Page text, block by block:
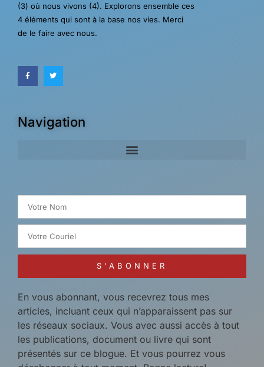
(3) où nous vivons (4). Explorons ensemble ces
4 éléments qui sont à la base nos vies. Merci
de le faire avec nous.
Navigation
S'ABONNER
En vous abonnant, vous recevrez tous mes
articles, incluant ceux qui n’apparaissent pas sur
les réseaux sociaux. Vous avec aussi accès à tout
les publications, document ou livre qui sont
présentés sur ce blogue. Et vous pourrez vous